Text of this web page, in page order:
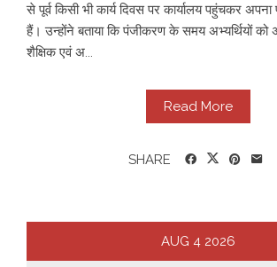
से पूर्व किसी भी कार्य दिवस पर कार्यालय पहुंचकर
हैं। उन्होंने बताया कि पंजीकरण के समय अभ्यर्थियों को
शैक्षिक एवं अ...
Read More
SHARE
AUG 4 2026